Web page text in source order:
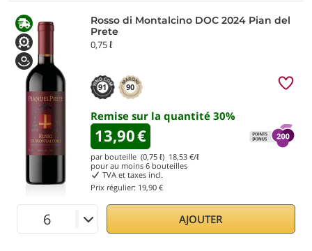
Rosso di Montalcino DOC 2024 Pian del
Prete
0,75 ℓ
91 90
Remise sur la quantité 30%
13,90€
par bouteille (0,75 ℓ) 18,53 €/ℓ
pour au moins 6 bouteilles
TVA et taxes incl.
Prix régulier: 19,90 €
AJOUTER